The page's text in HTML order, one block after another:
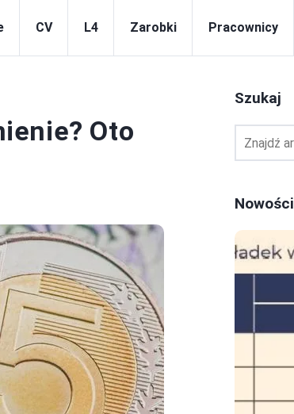
CV L4 Zarobki Pracownicy
Oto
Szukaj
Nowości